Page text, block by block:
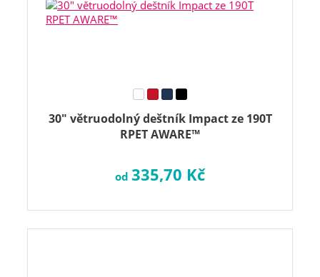
30" větruodolný deštník Impact ze 190T
RPET AWARE™
od 335,70 Kč